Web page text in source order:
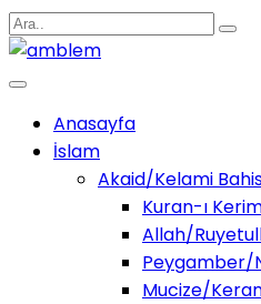
Anasayfa
İslam
Akaid/Kelami
Kuran-ı
Allah/
Peygamber/
Mucize/